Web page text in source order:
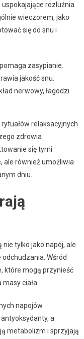
uspokajające rozluźnia
wieczorem, jako
się do snu i
zasypianie.
jakość snu.
nerwowy, łagodzi
relaksacyjnych
zdrowia
się tymi
ale również umożliwia
dniu.
nie tylko jako napój, ale
Wśród
które mogą przynieść
ciała.
napojów
a
metabolizm i sprzyjają